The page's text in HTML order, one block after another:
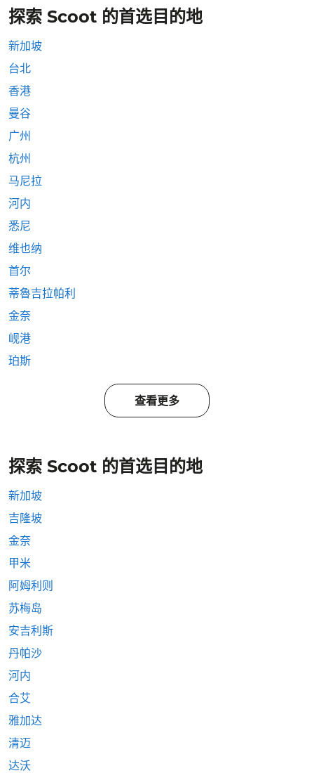
探索 Scoot 的首选目的地
新加坡
台北
香港
曼谷
广州
杭州
马尼拉
河内
悉尼
维也纳
首尔
蒂魯吉拉帕利
金奈
岘港
珀斯
查看更多
探索 Scoot 的首选目的地
新加坡
吉隆坡
金奈
甲米
阿姆利则
苏梅岛
安吉利斯
丹帕沙
河内
合艾
雅加达
清迈
达沃